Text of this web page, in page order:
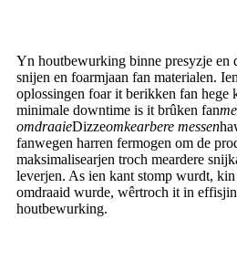
Yn houtbewurking binne presyzje en
snijen en foarmjaan fan materialen.
oplossingen foar it berikken fan hege
minimale downtime is it brûken fan
omdraaieDizzeomkearbere messen
fanwegen harren fermogen om de
maksimalisearjen troch meardere
leverjen. As ien kant stomp wurdt,
omdraaid wurde, wêrtroch it in
houtbewurking.